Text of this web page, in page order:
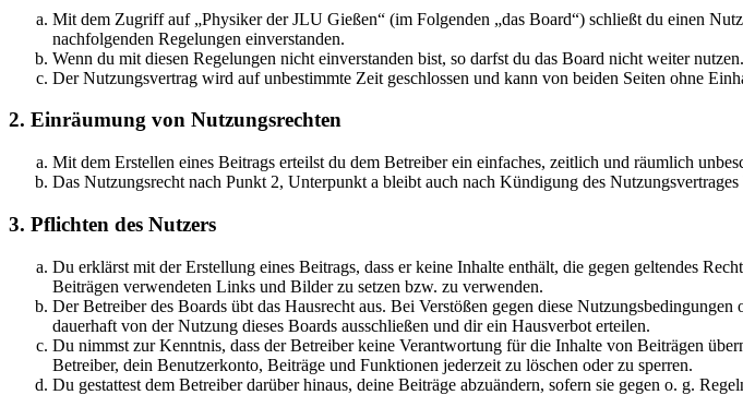
Mit dem Zugriff auf „Physiker der JLU Gießen“ (im Folgenden „das Board“) schließt du einen
nachfolgenden Regelungen einverstanden.
Wenn du mit diesen Regelungen nicht einverstanden bist, so darfst du das Board nicht weiter
Der Nutzungsvertrag wird auf unbestimmte Zeit geschlossen und kann von beiden Seiten ohne
2. Einräumung von Nutzungsrechten
Mit dem Erstellen eines Beitrags erteilst du dem Betreiber ein einfaches, zeitlich und räumlich
Das Nutzungsrecht nach Punkt 2, Unterpunkt a bleibt auch nach Kündigung des Nutzungsvertrages
3. Pflichten des Nutzers
Du erklärst mit der Erstellung eines Beitrags, dass er keine Inhalte enthält, die gegen geltendes
Beiträgen verwendeten Links und Bilder zu setzen bzw. zu verwenden.
Der Betreiber des Boards übt das Hausrecht aus. Bei Verstößen gegen diese
dauerhaft von der Nutzung dieses Boards ausschließen und dir ein Hausverbot erteilen.
Du nimmst zur Kenntnis, dass der Betreiber keine Verantwortung für die Inhalte von Beiträgen
Betreiber, dein Benutzerkonto, Beiträge und Funktionen jederzeit zu löschen oder zu sperren.
Du gestattest dem Betreiber darüber hinaus, deine Beiträge abzuändern, sofern sie gegen o. g.